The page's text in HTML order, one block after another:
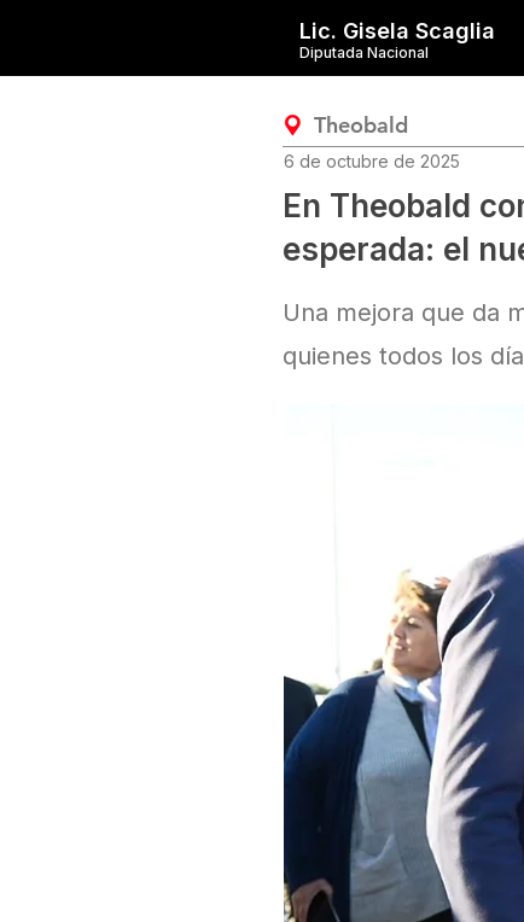
Diputada Nacional
Lic. Gisela Scaglia
Theobald
6 de octubre de 2025
En Theobald
esperada: el
Una mejora que da
quienes todos los